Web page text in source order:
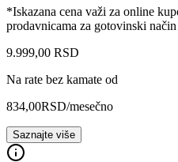
*Iskazana cena važi za online
prodavnicama za gotovinski
9.999,00 RSD
Na rate bez kamate od
834,00RSD/mesečno
Saznajte više